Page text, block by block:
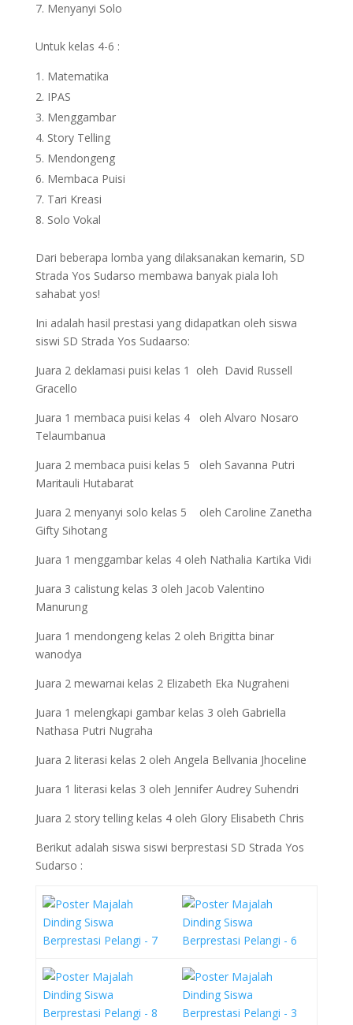
Menyanyi Solo
Untuk kelas 4-6 :
Matematika
IPAS
Menggambar
Story Telling
Mendongeng
Membaca Puisi
Tari Kreasi
Solo Vokal
Dari beberapa lomba yang dilaksanakan kemarin, SD
Strada Yos Sudarso membawa banyak piala loh
sahabat yos!
Ini adalah hasil prestasi yang didapatkan oleh siswa
siswi SD Strada Yos Sudaarso:
Juara 2 deklamasi puisi kelas 1 oleh David Russell
Gracello
Juara 1 membaca puisi kelas 4 oleh Alvaro Nosaro
Telaumbanua
Juara 2 membaca puisi kelas 5 oleh Savanna Putri
Maritauli Hutabarat
Juara 2 menyanyi solo kelas 5 oleh Caroline Zanetha
Gifty Sihotang
Juara 1 menggambar kelas 4 oleh Nathalia Kartika Vidi
Juara 3 calistung kelas 3 oleh Jacob Valentino
Manurung
Juara 1 mendongeng kelas 2 oleh Brigitta binar
wanodya
Juara 2 mewarnai kelas 2 Elizabeth Eka Nugraheni
Juara 1 melengkapi gambar kelas 3 oleh Gabriella
Nathasa Putri Nugraha
Juara 2 literasi kelas 2 oleh Angela Bellvania Jhoceline
Juara 1 literasi kelas 3 oleh Jennifer Audrey Suhendri
Juara 2 story telling kelas 4 oleh Glory Elisabeth Chris
Berikut adalah siswa siswi berprestasi SD Strada Yos
Sudarso :